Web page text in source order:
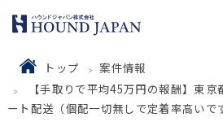
トップ
案件情報
【手取りで平均45万円の報酬】東
ート配送（個配一切無しで定着率高いで